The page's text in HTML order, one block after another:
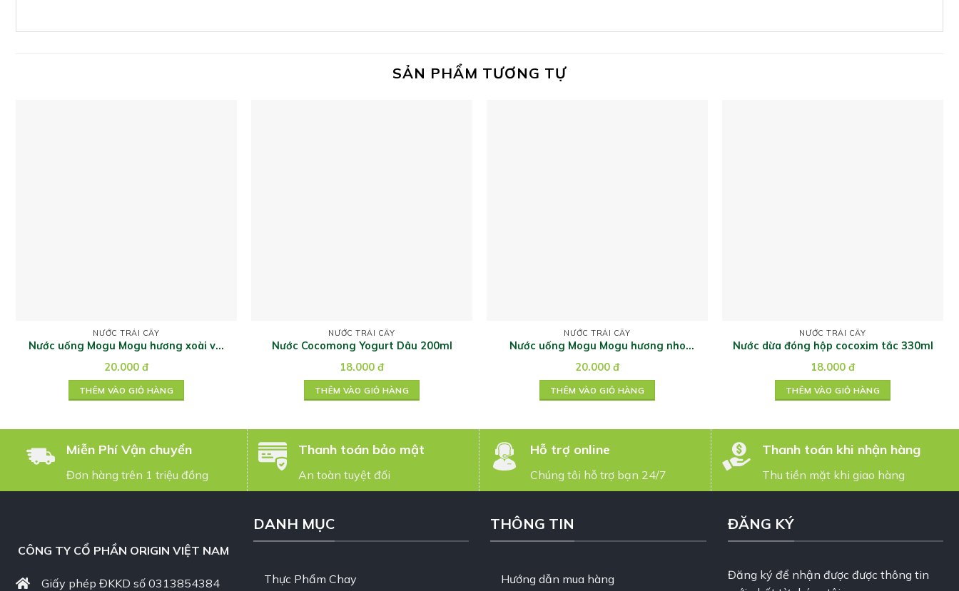
SẢN PHẨM TƯƠNG TỰ
NƯỚC TRÁI CÂY
Nước uống Mogu Mogu hương xoài với
20.000 đ
THÊM VÀO GIỎ HÀNG
NƯỚC TRÁI CÂY
Nước Cocomong Yogurt Dâu 200ml
18.000 đ
THÊM VÀO GIỎ HÀNG
NƯỚC TRÁI CÂY
Nước uống Mogu Mogu hương nho
20.000 đ
THÊM VÀO GIỎ HÀNG
NƯỚC TRÁI CÂY
Nước dừa đóng hộp cocoxim tắc 330ml
18.000 đ
THÊM VÀO GIỎ HÀNG
Miễn Phí Vận chuyển
Đơn hàng trên 1 triệu đồng
Thanh toán bảo mật
An toàn tuyệt đối
Hỗ trợ online
Chúng tôi hỗ trợ bạn 24/7
Thanh toán khi nhận hàng
Thu tiền mặt khi giao hàng
CÔNG TY CỔ PHẦN ORIGIN VIỆT NAM
Giấy phép ĐKKD số 0313854384
DANH MỤC
Thực Phẩm Chay
THÔNG TIN
Hướng dẫn mua hàng
ĐĂNG KÝ
Đăng ký để nhận được được thông tin